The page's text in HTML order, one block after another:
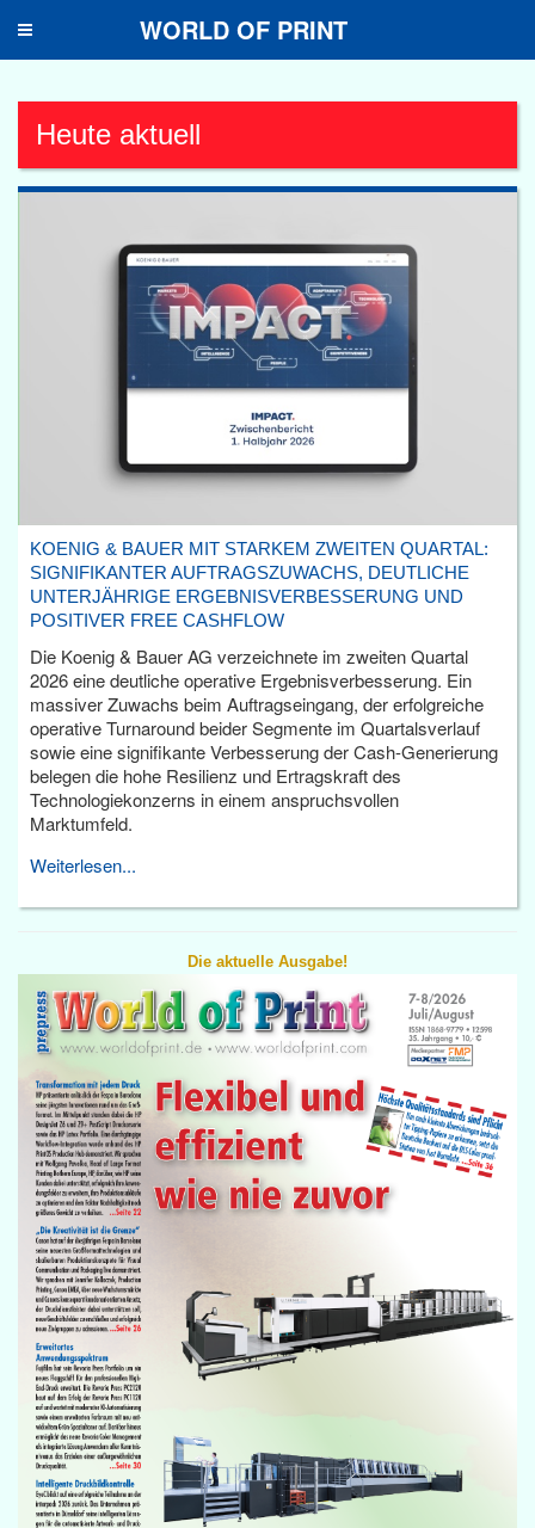
Toggle
WORLD OF PRINT
Heute aktuell
KOENIG & BAUER MIT STARKEM ZWEITEN QUARTAL:
SIGNIFIKANTER AUFTRAGSZUWACHS, DEUTLICHE
UNTERJÄHRIGE ERGEBNISVERBESSERUNG UND
POSITIVER FREE CASHFLOW
Die Koenig & Bauer AG verzeichnete im zweiten Quartal
2026 eine deutliche operative Ergebnisverbesserung. Ein
massiver Zuwachs beim Auftragseingang, der erfolgreiche
operative Turnaround beider Segmente im Quartalsverlauf
sowie eine signifikante Verbesserung der Cash-Generierung
belegen die hohe Resilienz und Ertragskraft des
Technologiekonzerns in einem anspruchsvollen
Marktumfeld.
Weiterlesen...
Die aktuelle Ausgabe!